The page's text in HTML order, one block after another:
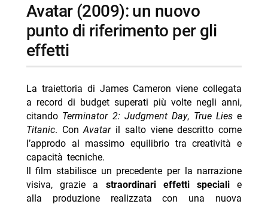
avatar (2009): un nuovo
punto di riferimento per gli
effetti
La traiettoria di James Cameron viene collegata
a record di budget superati più volte negli anni,
citando Terminator 2: Judgment Day, True Liese
Titanic. ConAvataril salto viene descritto come
l’approdo al massimo equilibrio tra creatività e
capacità tecniche.
Il film stabilisce un precedente per la narrazione
visiva, grazie a straordinari effetti specialie
alla produzione realizzata con una nuova